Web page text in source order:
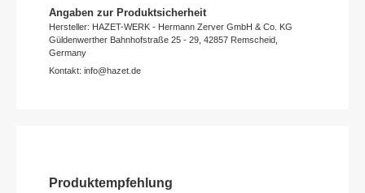
Angaben zur Produktsicherheit
Hersteller: HAZET-WERK - Hermann Zerver GmbH & Co. KG
Güldenwerther Bahnhofstraße 25 - 29, 42857 Remscheid,
Germany
Kontakt: info@hazet.de
Produktempfehlung